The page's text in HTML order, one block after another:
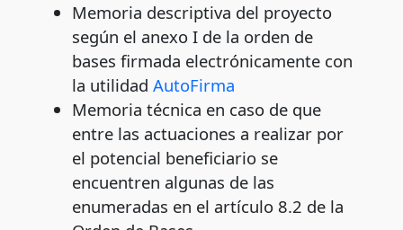
Memoria descriptiva del proyecto
según el anexo I de la orden de
bases firmada electrónicamente con
la utilidad AutoFirma
Memoria técnica en caso de que
entre las actuaciones a realizar por
el potencial beneficiario se
encuentren algunas de las
enumeradas en el artículo 8.2 de la